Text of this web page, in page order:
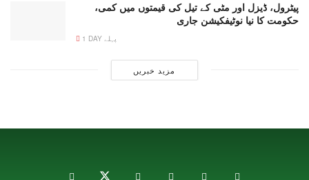
پیٹرول، ڈیزل اور مٹی کے تیل کی قیمتوں میں کمی،
حکومت کا نیا نوٹیفکیشن جاری
1 DAY پہلے
مزید خبریں